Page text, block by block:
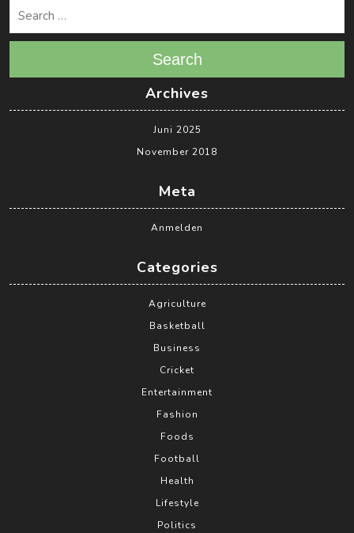
Search
Archives
Juni 2025
November 2018
Meta
Anmelden
Categories
Agriculture
Basketball
Business
Cricket
Entertainment
Fashion
Foods
Football
Health
Lifestyle
Politics